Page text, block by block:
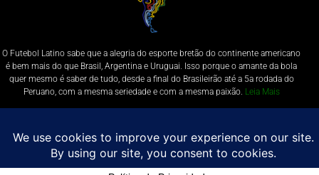
O Futebol Latino sabe que a alegria do esporte bretão do continente americano
é bem mais do que Brasil, Argentina e Uruguai. Isso porque o amante da bola
quer mesmo é saber de tudo, desde a final do Brasileirão até a 5a rodada do
Peruano, com a mesma seriedade e com a mesma paixão. Leia Mais
© Futebol Latino - Todos os Direitos Reservados - 2021